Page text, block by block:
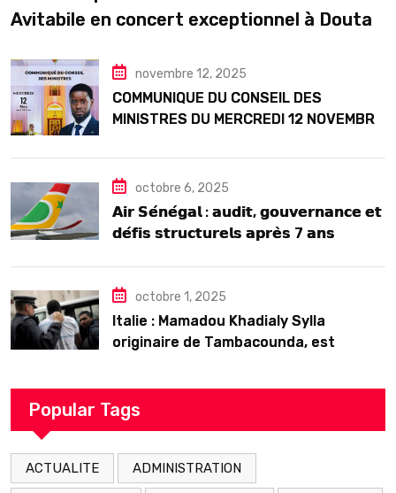
Avitabile en concert exceptionnel à Douta
novembre 12, 2025
COMMUNIQUE DU CONSEIL DES
MINISTRES DU MERCREDI 12 NOVEMBRE
octobre 6, 2025
𝗔𝗶𝗿 𝗦𝗲́𝗻𝗲́𝗴𝗮𝗹 : 𝗮𝘂𝗱𝗶𝘁, 𝗴𝗼𝘂𝘃𝗲𝗿𝗻𝗮𝗻𝗰𝗲 𝗲𝘁
𝗱𝗲́𝗳𝗶𝘀 𝘀𝘁𝗿𝘂𝗰𝘁𝘂𝗿𝗲𝗹𝘀 𝗮𝗽𝗿𝗲̀𝘀 7 𝗮𝗻𝘀
octobre 1, 2025
Italie : Mamadou Khadialy Sylla
originaire de Tambacounda, est
Popular Tags
ACTUALITE ADMINISTRATION